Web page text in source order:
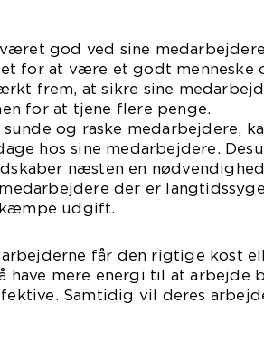
god ved sine
for at være et godt menneske
frem, at sikre sine
for at tjene flere penge.
og raske medarbejdere,
hos sine medarbejdere.
næsten en
der er
kæmpe udgift.
får den rigtige kost
have mere energi til at arbejde
Samtidig vil deres